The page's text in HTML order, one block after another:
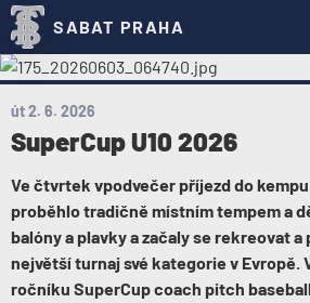
SABAT PRAHA
út 2. 6. 2026
SuperCup U10 2026
Ve čtvrtek vpodvečer příjezd do
proběhlo tradičně místním tempem a
balóny a plavky a začaly se rekreovat a
největší turnaj své kategorie v Evropě.
ročníku SuperCup coach pitch